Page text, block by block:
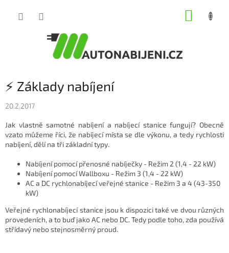
⚡ Základy nabíjení
20.2.2017
Jak vlastně samotné nabíjení a nabíjecí stanice fungují? Obecně
vzato můžeme říci, že nabíjecí místa se dle výkonu, a tedy rychlosti
nabíjení, dělí na tři základní typy.
Nabíjení pomocí přenosné nabíječky - Režim 2 (1,4 - 22 kW)
Nabíjení pomocí Wallboxu - Režim 3 (1,4 - 22 kW)
AC a DC rychlonabíjecí veřejné stanice - Režim 3 a 4 (43-350
kW)
Veřejné rychlonabíjecí stanice jsou k dispozici také ve dvou různých
provedeních, a to buď jako AC nebo DC. Tedy podle toho, zda používá
střídavý nebo stejnosměrný proud.